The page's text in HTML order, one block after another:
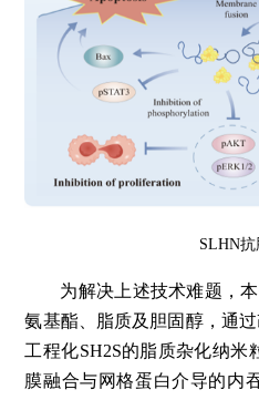
SLHN抗
为解决上述技术难题，
氨基酯、脂质及胆固醇，通
工程化SH2S的脂质杂化纳米
膜融合与网格蛋白介导的内